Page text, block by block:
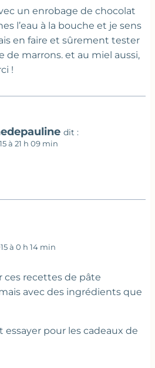
un enrobage de chocolat
l’eau à la bouche et je sens
en faire et sûrement tester
de marrons. et au miel aussi,
!
dit :
à 21 h 09 min
à 0 h 14 min
ces recettes de pâte
avec des ingrédients que
essayer pour les cadeaux de